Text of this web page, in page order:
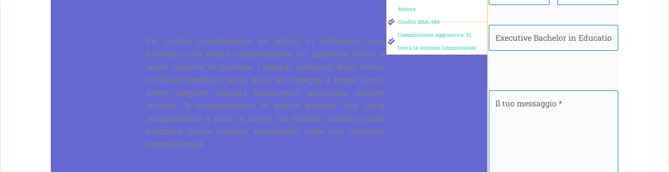
Per gestire correttamente gli istituti di istruzione sono
necessari una buona comunicazione, un approccio critico e
solide capacità di gestione. I compiti gestionali degli istituti
scolastici sembrano facili, ma è un impegno a tempo pieno.
Avere adeguate capacità manageriali garantisce risultati
ottimali. Il completamento di questo diploma non porta
semplicemente a posti di lavoro. Gli studenti possono anche
utilizzare queste capacità manageriali nelle loro iniziative
imprenditoriali.
Azteca
Crediti BBA: 180
Commissione aggiuntiva: Sì,
trova la sezione Commissioni
tuo